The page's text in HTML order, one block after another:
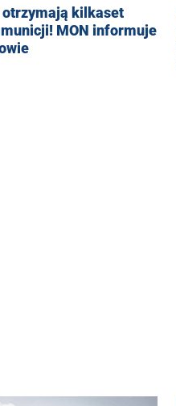
otrzymają kilkaset
MON informuje